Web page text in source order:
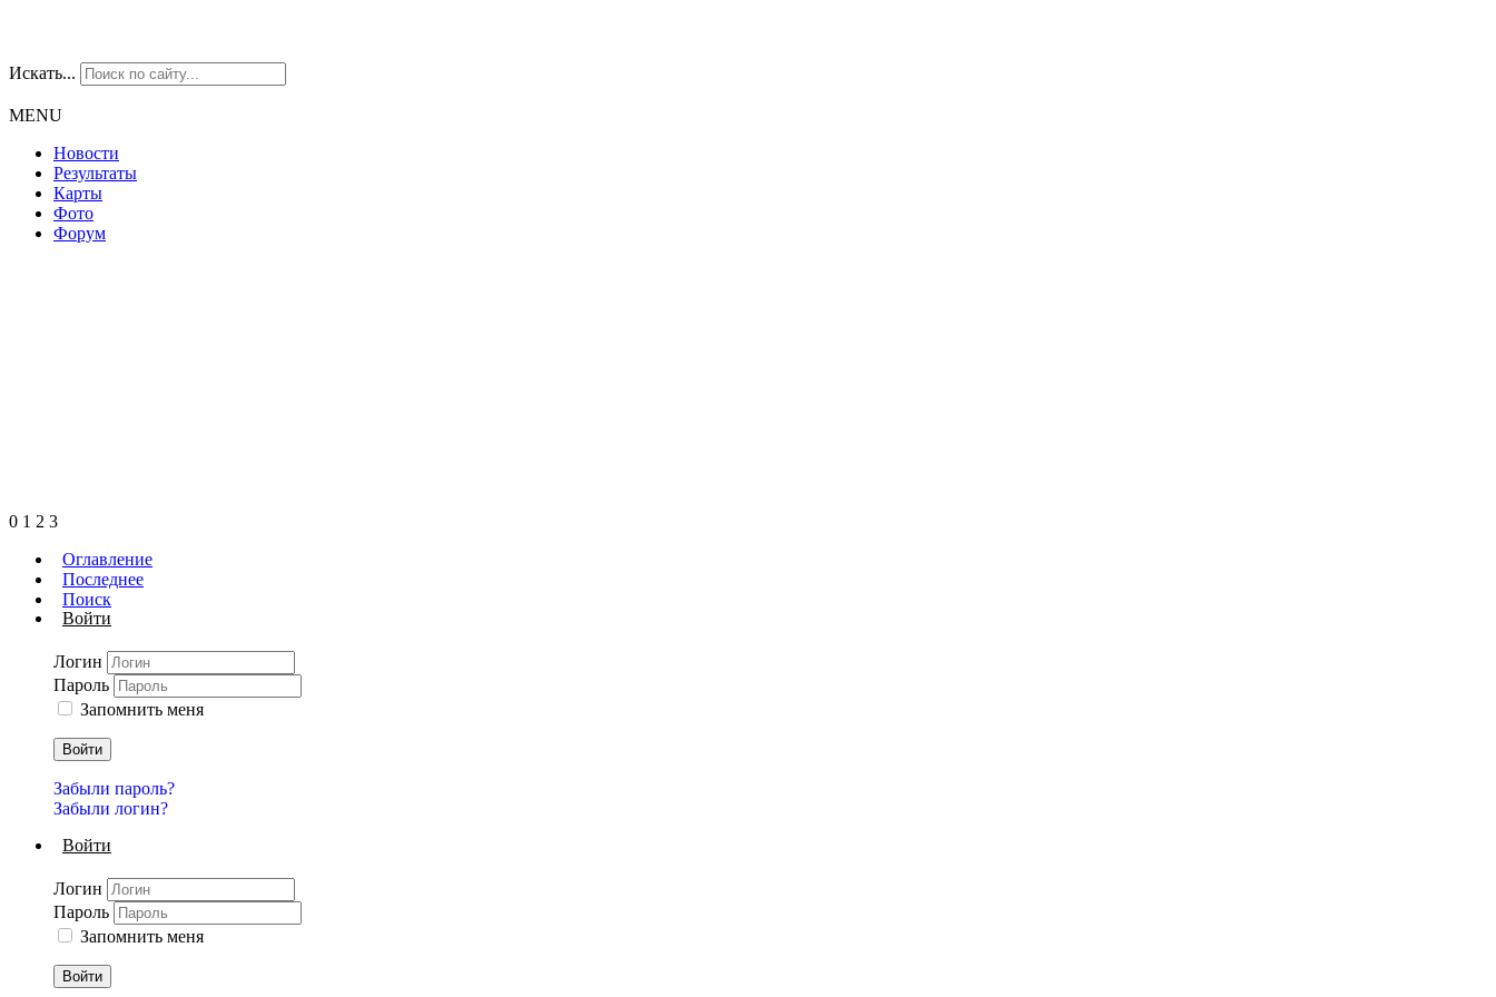
Искать...
MENU
Новости
Результаты
Карты
Фото
Форум
0 1 2 3
Оглавление
Последнее
Поиск
Войти
Логин
Пароль
Запомнить меня
Войти
Забыли пароль?
Забыли логин?
Войти
Логин
Пароль
Запомнить меня
Войти